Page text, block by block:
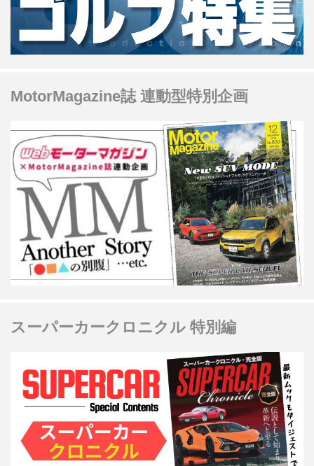
MotorMagazine誌 連動型特別企画
スーパーカークロニクル 特別編